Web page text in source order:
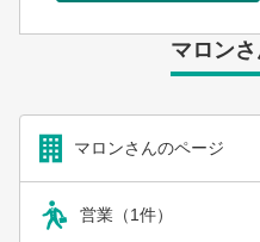
マロン
マロンさんのページ
営業（1件）